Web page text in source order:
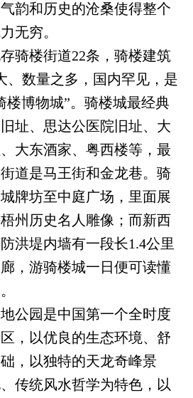
韵和历史的沧桑使得整个
无穷。
骑楼街道22条，骑楼建筑
、数量之多，国内罕见，是
楼博物城”。骑楼城最经典
址、思达公医院旧址、大
大东酒家、粤西楼等，最
道是马王街和金龙巷。骑
牌坊至中庭广场，里面展
州历史名人雕像；而新西
洪堤内墙有一段长1.4公里
，游骑楼城一日便可读懂
公园是中国第一个全时度
，以优良的生态环境、舒
，以独特的天龙奇峰景
传统风水哲学为特色，以